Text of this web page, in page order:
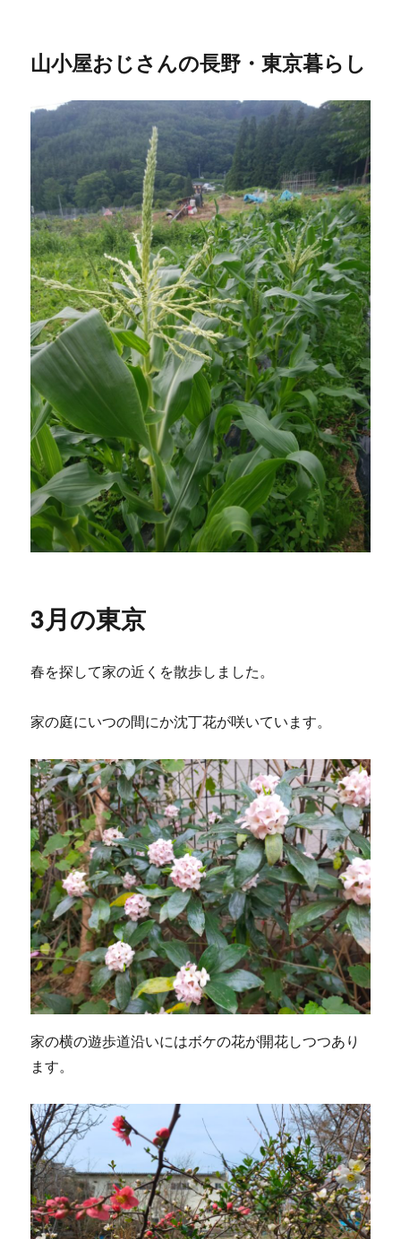
山小屋おじさんの長野・東京暮らし
3月の東京
春を探して家の近くを散歩しました。
家の庭にいつの間にか沈丁花が咲いています。
家の横の遊歩道沿いにはボケの花が開花しつつあり
ます。